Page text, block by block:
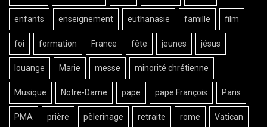
enfants enseignement euthanasie famille film
foi formation France fête jeunes jésus
louange Marie messe minorité chrétienne
Musique Notre-Dame pape pape François Paris
PMA prière pèlerinage retraite rome Vatican